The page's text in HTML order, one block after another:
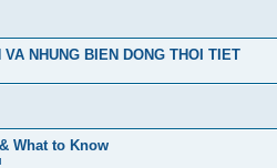
NHUNG BIEN DONG THOI TIET
What to Know